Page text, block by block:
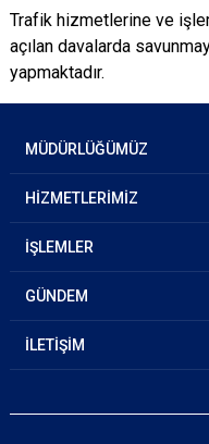
Trafik hizmetlerine ve
açılan davalarda
yapmaktadır.
MÜDÜRLÜĞÜMÜZ
HİZMETLERİMİZ
İŞLEMLER
GÜNDEM
İLETİŞİM